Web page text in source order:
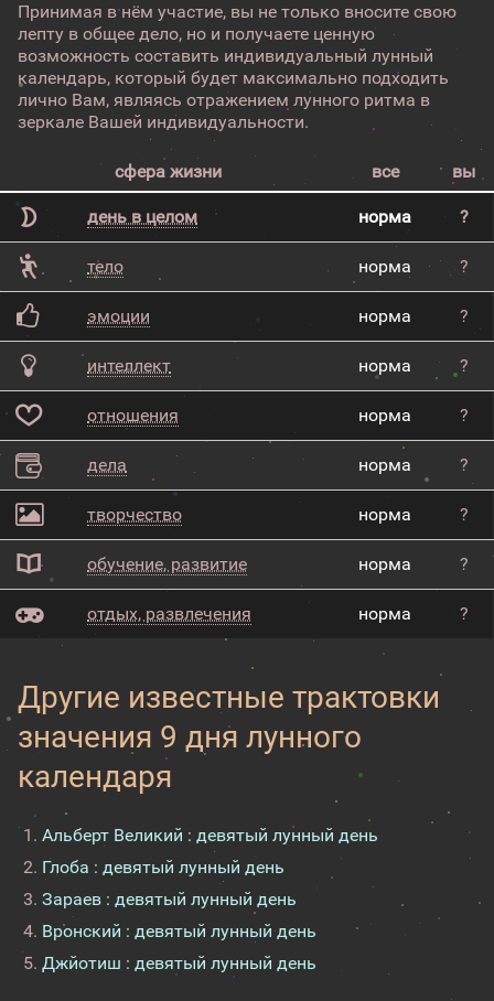
Принимая в нём участие, вы не только вносите свою
лепту в общее дело, но и получаете ценную
возможность составить индивидуальный лунный
календарь, который будет максимально подходить
лично Вам, являясь отражением лунного ритма в
зеркале Вашей индивидуальности.
сфера жизни все вы
день в целом норма ?
тело норма ?
эмоции норма ?
интеллект норма ?
отношения норма ?
дела норма ?
творчество норма ?
обучение, развитие норма ?
отдых, развлечения норма ?
Другие известные трактовки
значения 9 дня лунного
календаря
Альберт Великий : девятый лунный день
Глоба : девятый лунный день
Зараев : девятый лунный день
Вронский : девятый лунный день
Джйотиш : девятый лунный день